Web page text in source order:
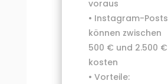
voraus
• Instagram-Posts
können zwischen
500 € und 2.500 €
kosten
• Vorteile: